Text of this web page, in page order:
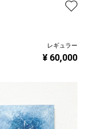
レギュラー
¥ 60,000